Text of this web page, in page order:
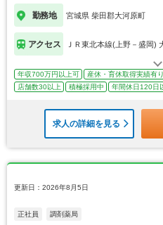
勤務地 宮城県 柴田郡大河原町
アクセス ＪＲ東北本線(上野－盛岡)
年収700万円以上可 産休・育休取得実績有り
店舗数30以上
積極採用中 年間休日120日
求人の詳細を見る
更新日：2026年8月5日
正社員 調剤薬局